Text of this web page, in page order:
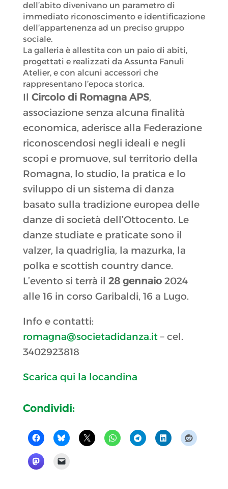
dell’abito divenivano un parametro di
immediato riconoscimento e identificazione
dell’appartenenza ad un preciso gruppo
sociale.
La galleria è allestita con un paio di abiti,
progettati e realizzati da Assunta Fanuli
Atelier, e con alcuni accessori che
rappresentano l’epoca storica.
Il Circolo di Romagna APS,
associazione senza alcuna finalità
economica, aderisce alla Federazione
riconoscendosi negli ideali e negli
scopi e promuove, sul territorio della
Romagna, lo studio, la pratica e lo
sviluppo di un sistema di danza
basato sulla tradizione europea delle
danze di società dell’Ottocento. Le
danze studiate e praticate sono il
valzer, la quadriglia, la mazurka, la
polka e scottish country dance.
L’evento si terrà il 28 gennaio2024
alle 16 in corso Garibaldi, 16 a Lugo.
Info e contatti:
romagna@societadidanza.it– cel.
3402923818
Scarica qui la locandina
Condividi: